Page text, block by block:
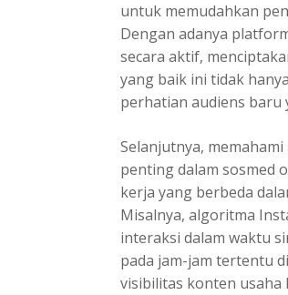
untuk memudahkan
Dengan adanya
secara aktif,
yang baik ini tidak
perhatian audiens
Selanjutnya,
penting dalam sosmed
kerja yang berbeda
Misalnya, algoritma
interaksi dalam waktu
pada jam-jam tertentu
visibilitas konten usaha